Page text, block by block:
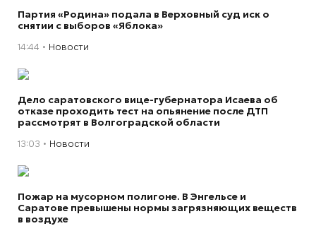
Партия «Родина» подала в Верховный суд иск о
снятии с выборов «Яблока»
14:44 Новости
Дело саратовского вице-губернатора Исаева об
отказе проходить тест на опьянение после ДТП
рассмотрят в Волгоградской области
13:03 Новости
Пожар на мусорном полигоне. В Энгельсе и
Саратове превышены нормы загрязняющих веществ
в воздухе